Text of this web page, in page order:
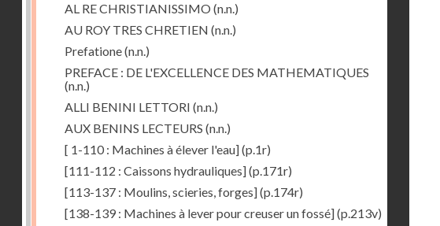
AL RE CHRISTIANISSIMO (n.n.)
AU ROY TRES CHRETIEN (n.n.)
Prefatione(n.n.)
PREFACE : DE L'EXCELLENCE DES MATHEMATIQUES
(n.n.)
ALLI BENINI LETTORI (n.n.)
AUX BENINS LECTEURS (n.n.)
[ 1-110 : Machines à élever l'eau](p.1r)
[111-112 : Caissons hydrauliques](p.171r)
[113-137 : Moulins, scieries, forges](p.174r)
[138-139 : Machines à lever pour creuser un fossé](p.213v)